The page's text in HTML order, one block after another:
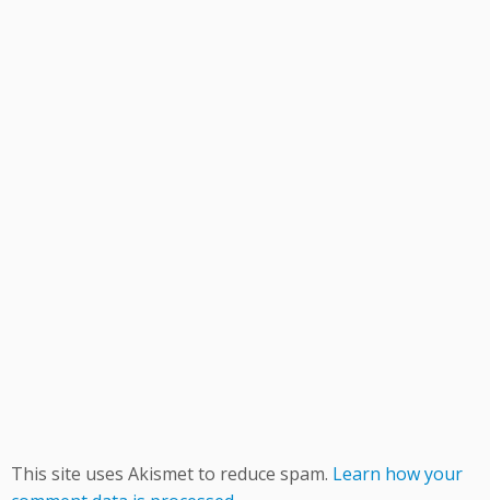
This site uses Akismet to reduce spam. Learn how your